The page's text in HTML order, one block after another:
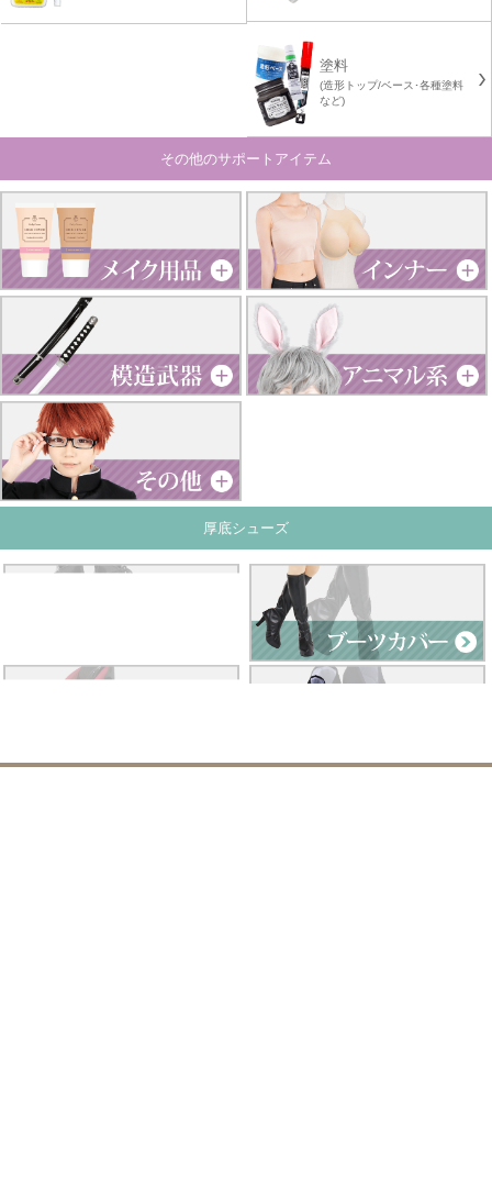
塗料
(造形トップ/ベース･各種塗料
など)
その他のサポートアイテム
厚底シューズ